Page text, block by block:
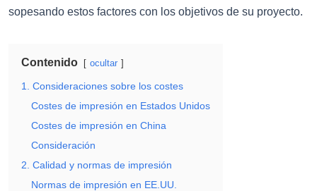
sopesando estos factores con los objetivos de su proyecto.
Contenido ocultar
1. Consideraciones sobre los costes
Costes de impresión en Estados Unidos
Costes de impresión en China
Consideración
2. Calidad y normas de impresión
Normas de impresión en EE.UU.